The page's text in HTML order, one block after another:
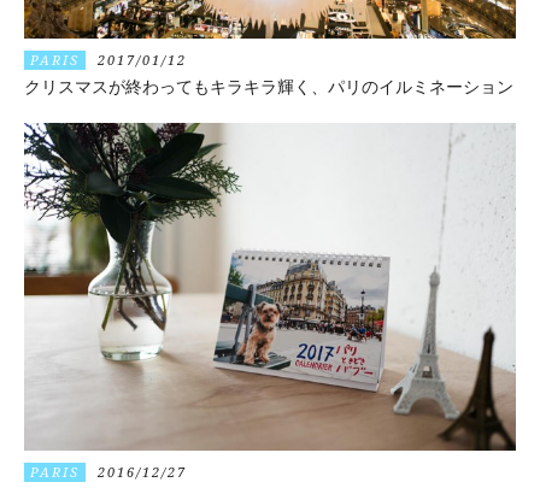
PARIS 2017/01/12
クリスマスが終わってもキラキラ輝く、パリのイルミネーション
PARIS 2016/12/27